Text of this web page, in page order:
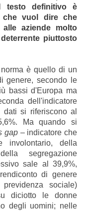
testo definitivo è
che vuol dire che
aziende molto
piuttosto
è quello di un
genere, secondo le
bassi d'Europa ma
dell'indicatore
si riferiscono al
Ma quando si
gap– indicatore che
involontario, della
segregazione
sale al 39,9%,
di genere
sociale)
diciotto le donne
degli uomini; nelle